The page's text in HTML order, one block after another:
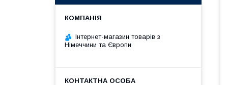
Інтернет-магазин товарів з
Німеччини та Європи